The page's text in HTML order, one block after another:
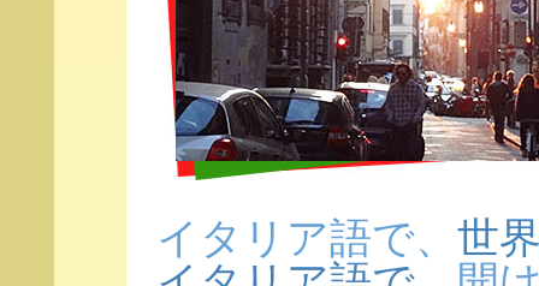
イタリア語で、 世